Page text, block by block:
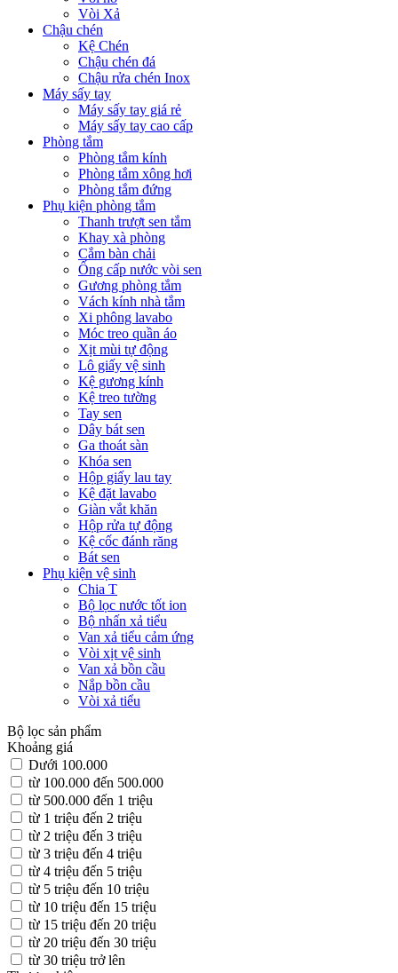
Vòi Xả
Chậu chén
Kệ Chén
Chậu chén đá
Chậu rửa chén Inox
Máy sấy tay
Máy sấy tay giá rẻ
Máy sấy tay cao cấp
Phòng tắm
Phòng tắm kính
Phòng tắm xông hơi
Phòng tắm đứng
Phụ kiện phòng tắm
Thanh trượt sen tắm
Khay xà phòng
Cắm bàn chải
Ống cấp nước vòi sen
Gương phòng tắm
Vách kính nhà tắm
Xi phông lavabo
Móc treo quần áo
Xịt mùi tự động
Lô giấy vệ sinh
Kệ gương kính
Kệ treo tường
Tay sen
Dây bát sen
Ga thoát sàn
Khóa sen
Hộp giấy lau tay
Kệ đặt lavabo
Giàn vắt khăn
Hộp rửa tự động
Kệ cốc đánh răng
Bát sen
Phụ kiện vệ sinh
Chia T
Bộ lọc nước tốt ion
Bộ nhấn xả tiểu
Van xả tiểu cảm ứng
Vòi xịt vệ sinh
Van xả bồn cầu
Nắp bồn cầu
Vòi xả tiểu
Bộ lọc sản phẩm
Khoảng giá
Dưới 100.000
từ 100.000 đến 500.000
từ 500.000 đến 1 triệu
từ 1 triệu đến 2 triệu
từ 2 triệu đến 3 triệu
từ 3 triệu đến 4 triệu
từ 4 triệu đến 5 triệu
từ 5 triệu đến 10 triệu
từ 10 triệu đến 15 triệu
từ 15 triệu đến 20 triệu
từ 20 triệu đến 30 triệu
từ 30 triệu trở lên